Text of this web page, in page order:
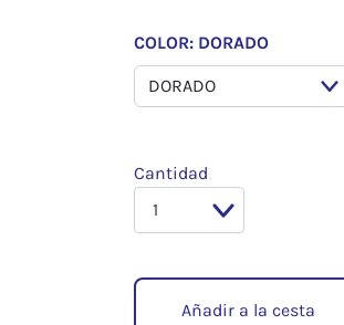
COLOR: DORADO
Cantidad
Añadir a la cesta